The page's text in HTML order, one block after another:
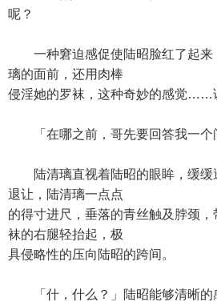
呢？
一种窘迫感促使陆昭脸红了起来
璃的面前，还用肉棒
侵淫她的罗袜，这种奇妙的感觉……
「在哪之前，哥先要回答我一个
陆清璃直视着陆昭的眼眸，缓缓
退让，陆清璃一点点
的得寸进尺，垂落的青丝触及脖颈
袜的右腿轻抬起，极
具侵略性的压向陆昭的跨间。
「什，什么？」陆昭能够清晰的